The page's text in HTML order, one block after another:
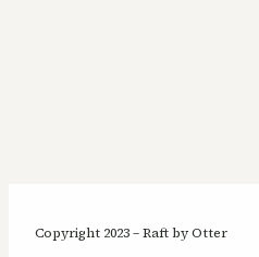
Copyright 2023 – Raft by Otter